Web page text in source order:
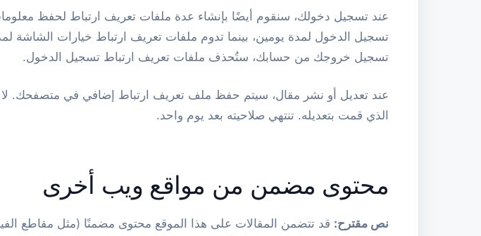
عند تسجيل دخولك، سنقوم أيضًا بإنشاء عدة ملفات تعريف ارتباط لحفظ
تسجيل الدخول لمدة يومين، بينما تدوم ملفات تعريف ارتباط خيارات
تسجيل خروجك من حسابك، ستُحذف ملفات تعريف ارتباط تسجيل الدخول.
عند تعديل أو نشر مقال، سيتم حفظ ملف تعريف ارتباط إضافي في متصفحك.
الذي قمت بتعديله. تنتهي صلاحيته بعد يوم واحد.
محتوى مضمن من مواقع ويب أخرى
نص مقترح: قد تتضمن المقالات على هذا الموقع محتوى مضمنًا (مثل مقاطع